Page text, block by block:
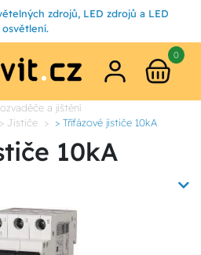
zdrojů, LED zdrojů a LED
osvětlení.
0
a jištění
> Jističe > Třífázové jističe 10kA
10kA